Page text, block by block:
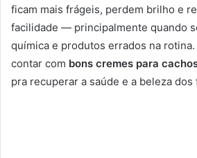
ficam mais frágeis, perdem brilho e
facilidade — principalmente quando
química e produtos errados na rotina.
contar com bons cremes para
pra recuperar a saúde e a beleza dos